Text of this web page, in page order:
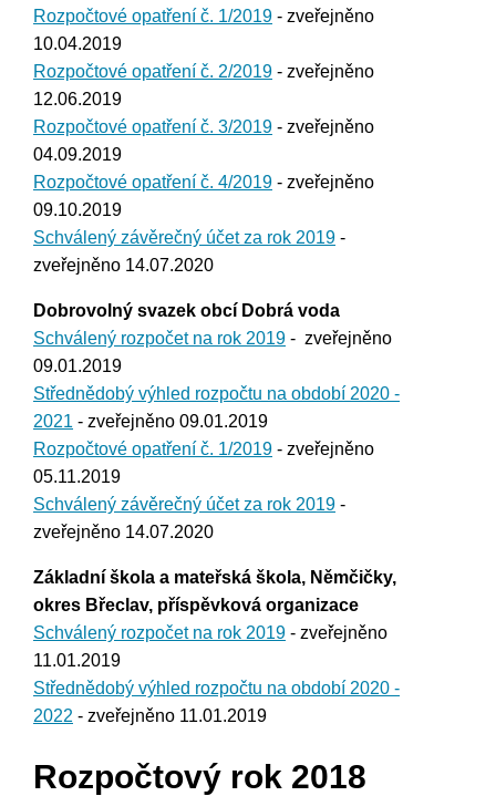
Rozpočtové opatření č. 1/2019 - zveřejněno
10.04.2019
Rozpočtové opatření č. 2/2019 - zveřejněno
12.06.2019
Rozpočtové opatření č. 3/2019 - zveřejněno
04.09.2019
Rozpočtové opatření č. 4/2019 - zveřejněno
09.10.2019
Schválený závěrečný účet za rok 2019 -
zveřejněno 14.07.2020
Dobrovolný svazek obcí Dobrá voda
Schválený rozpočet na rok 2019 - zveřejněno
09.01.2019
Střednědobý výhled rozpočtu na období 2020 -
2021 - zveřejněno 09.01.2019
Rozpočtové opatření č. 1/2019 - zveřejněno
05.11.2019
Schválený závěrečný účet za rok 2019 -
zveřejněno 14.07.2020
Základní škola a mateřská škola, Němčičky,
okres Břeclav, příspěvková organizace
Schválený rozpočet na rok 2019 - zveřejněno
11.01.2019
Střednědobý výhled rozpočtu na období 2020 -
2022 - zveřejněno 11.01.2019
Rozpočtový rok 2018